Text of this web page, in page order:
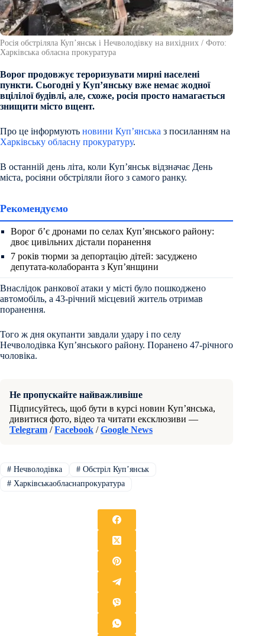
Росія обстріляла Купʼянськ і Нечволодівку на вихідних / Фото:
Харківська обласна прокуратура
Ворог продовжує тероризувати мирні населені
пункти. Сьогодні у Купʼянську вже немає жодної
вцілілої будівлі, але, схоже, росія просто намагається
знищити місто вщент.
Про це інформують новини Купʼянська з посиланням на
Харківську обласну прокуратуру.
В останній день літа, коли Купʼянськ відзначає День
міста, росіяни обстріляли його з самого ранку.
Рекомендуємо
Ворог б’є дронами по селах Куп’янського району:
двоє цивільних дістали поранення
7 років тюрми за депортацію дітей: засуджено
депутата-колаборанта з Куп’янщини
Внаслідок ранкової атаки у місті було пошкоджено
автомобіль, а 43-річний місцевий житель отримав
поранення.
Того ж дня окупанти завдали удару і по селу
Нечволодівка Купʼянського району. Поранено 47-річного
чоловіка.
Не пропускайте найважливіше
Підписуйтесь, щоб бути в курсі новин Куп’янська,
дивитися фото, відео та читати ексклюзиви —
Telegram /Facebook /Google News
#Нечволодівка #Обстріл Купʼянськ
#Харківськаобласнапрокуратура